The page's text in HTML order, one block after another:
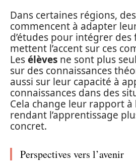
Dans certaines régions,
commencent à adapter
d’études pour intégrer
mettent l’accent sur ces
Lesélèves ne sont plus
sur des connaissances
aussi sur leur capacité à
connaissances dans des
Cela change leur rapport à
rendant l’apprentissage
concret.
Perspectives vers l’avenir